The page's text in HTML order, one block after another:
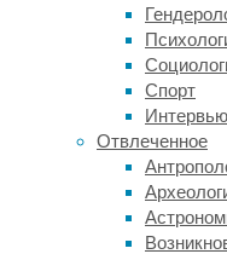
Спорт
Интервью
Отвлеченное
был
три
раза
ниже.
более
глубоких
водах,